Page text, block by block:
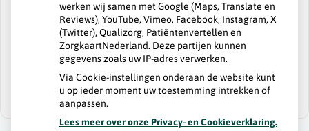
U heeft geen toestemming gegeven voor
externe inhouddie nodig is om dit te
zien.
Cookie-instellingen wijzigen
werken wij samen met Google (Maps, Translate en
Reviews), YouTube, Vimeo, Facebook, Instagram, X
(Twitter), Qualizorg, Patiëntenvertellen en
ZorgkaartNederland. Deze partijen kunnen
gegevens zoals uw IP-adres verwerken.
Via Cookie-instellingen onderaan de website kunt
u op ieder moment uw toestemming intrekken of
aanpassen.
Lees meer over onze Privacy- en Cookieverklaring.